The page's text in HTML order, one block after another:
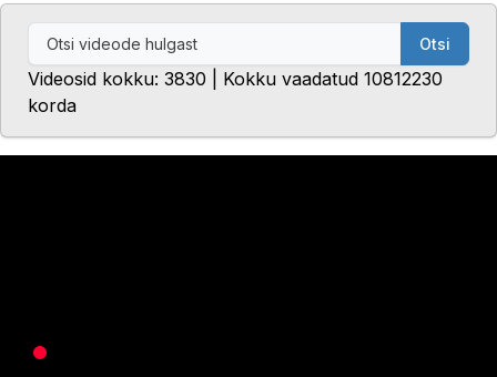
Otsi
Videosid kokku: 3830 | Kokku vaadatud 10812230
korda